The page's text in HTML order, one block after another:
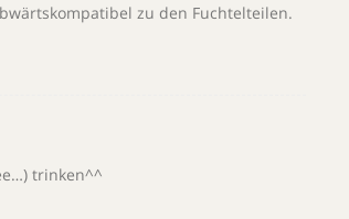
zu den Fuchtelteilen.
trinken^^